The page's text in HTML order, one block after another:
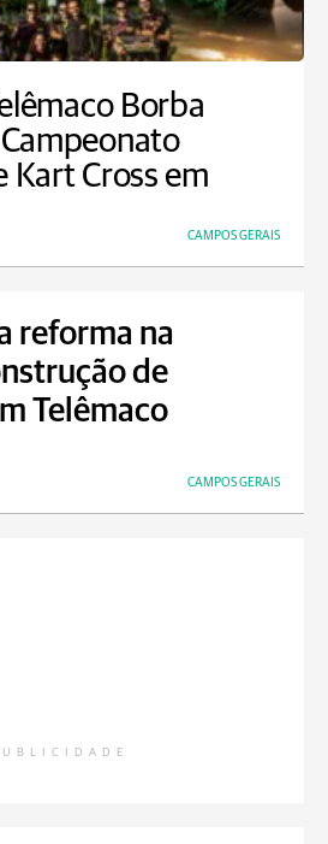
Borba
Kart Cross em
CAMPOS GERAIS
reforma na
de
Telêmaco
CAMPOS GERAIS